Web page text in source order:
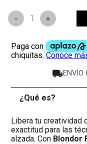
＋
－
ENVÍO
¿Qué es?
Libera tu creatividad
exactitud para las
alzada. Con Blondor